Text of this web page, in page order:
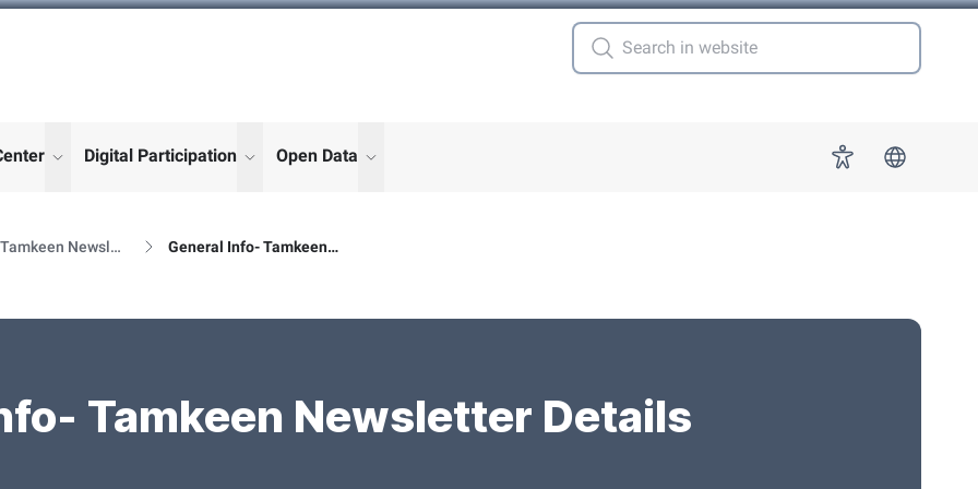
for "More"
show submenu for "More"
Digital Participation show submenu for "More"
Open Data show submenu for "More" Accessibility
Al Tamkeen Newsletter Releases General Info- Tamkeen Newsletter Details
Tamkeen Newsletter Details